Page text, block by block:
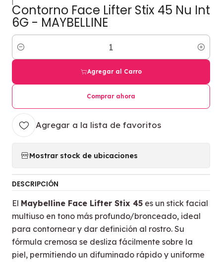
Contorno Face Lifter Stix 45 Nu Int
6G - MAYBELLINE
Cantidad
Agregar al Carro
Comprar ahora
Agregar a la lista de favoritos
Mostrar stock de ubicaciones
DESCRIPCIÓN
El Maybelline Face Lifter Stix 45 es un stick facial
multiuso en tono más profundo/bronceado, ideal
para contornear y dar definición al rostro. Su
fórmula cremosa se desliza fácilmente sobre la
piel, permitiendo un difuminado rápido y uniforme